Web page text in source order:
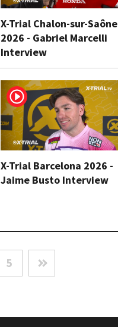
X-Trial Chalon-sur-Saône
2026 - Gabriel Marcelli
Interview
X-Trial Barcelona 2026 -
Jaime Busto Interview
5